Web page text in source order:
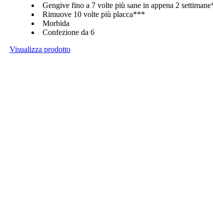
Gengive fino a 7 volte più sane in appena 2
Rimuove 10 volte più placca***
Morbida
Confezione da 6
Visualizza prodotto